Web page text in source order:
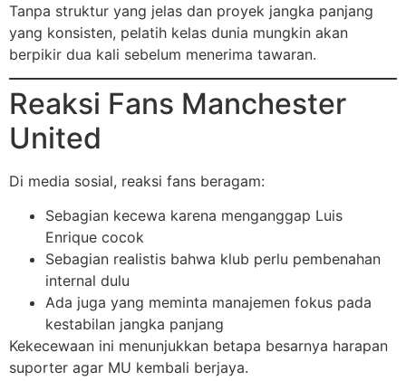
Tanpa struktur yang jelas dan proyek jangka panjang
yang konsisten, pelatih kelas dunia mungkin akan
berpikir dua kali sebelum menerima tawaran.
Reaksi Fans Manchester
United
Di media sosial, reaksi fans beragam:
Sebagian kecewa karena menganggap Luis
Enrique cocok
Sebagian realistis bahwa klub perlu pembenahan
internal dulu
Ada juga yang meminta manajemen fokus pada
kestabilan jangka panjang
Kekecewaan ini menunjukkan betapa besarnya harapan
suporter agar MU kembali berjaya.